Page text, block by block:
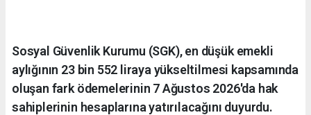
Sosyal Güvenlik Kurumu (SGK), en düşük emekli
aylığının 23 bin 552 liraya yükseltilmesi kapsamında
oluşan fark ödemelerinin 7 Ağustos 2026'da hak
sahiplerinin hesaplarına yatırılacağını duyurdu.